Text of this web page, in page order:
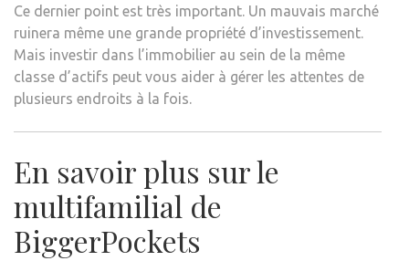
Ce dernier point est très important. Un mauvais marché
ruinera même une grande propriété d’investissement.
Mais investir dans l’immobilier au sein de la même
classe d’actifs peut vous aider à gérer les attentes de
plusieurs endroits à la fois.
En savoir plus sur le
multifamilial de
BiggerPockets